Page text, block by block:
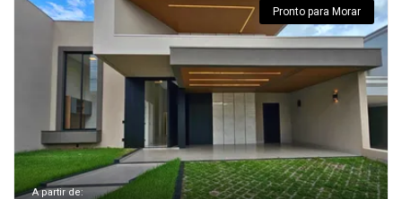
Pronto para Morar
A partir de: